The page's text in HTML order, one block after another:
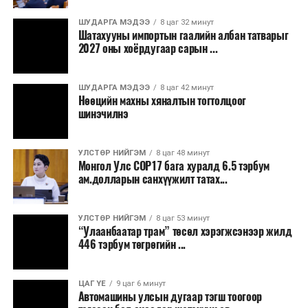
секундэд 4-9 метр. 25-27 хэм дулаан
байна.
2026 оны наймдугаар сарын 07-ноос
2026 оны наймдугаар сарын 11-нийг хүртэлх
цаг агаарын урьдчилсан төлөв
аймгуудын нутгийн хойд хэсгээр, 8-нд баруун
аймгуудын нутгийн хойд хэсэг, төвийн
аймгуудын нутгийн зарим газраар, 9-нд баруун
аймгуудын нутгийн зүүн, говийн аймгуудын
нутгийн хойд, зүүн аймгуудын нутгийн баруун
хэсэг, төвийн аймгуудын ихэнх нутгаар, 10-нд
төв, зүүн, говийн аймгуудын ихэнх нутгаар
бороо, дуу цахилгаантай аадар бороо орно. Салхи
ихэнх хугацаанд секундэд 5-10 метр, 9-нд
Алтайн салбар уулс, Арц-Богдын өвөр
ШУДАРГА МЭДЭЭ 8 цаг 32 минут
Шатахууны импортын гаалийн албан татварыг
2027 оны хоёрдугаар сарын ...
ШУДАРГА МЭДЭЭ 8 цаг 42 минут
Нөөцийн махны хяналтын тогтолцоог
шинэчилнэ
УЛСТӨР НИЙГЭМ 8 цаг 48 минут
Монгол Улс COP17 бага хуралд 6.5 тэрбум
ам.долларын санхүүжилт татах...
УЛСТӨР НИЙГЭМ 8 цаг 53 минут
“Улаанбаатар трам” төсөл хэрэгжсэнээр жилд
446 тэрбум төгрөгийн ...
ЦАГ ҮЕ 9 цаг 6 минут
Автомашины улсын дугаар тэгш тоогоор